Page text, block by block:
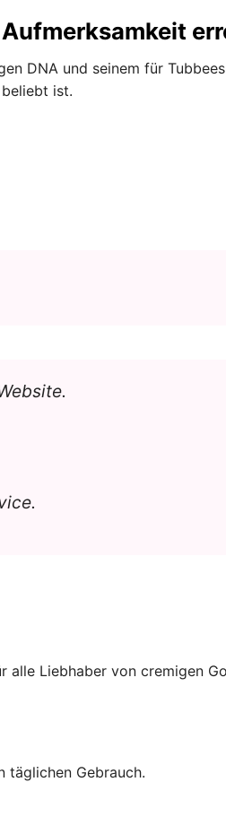
DNA und seinem für
ist.
alle Liebhaber von cremigen
täglichen Gebrauch.